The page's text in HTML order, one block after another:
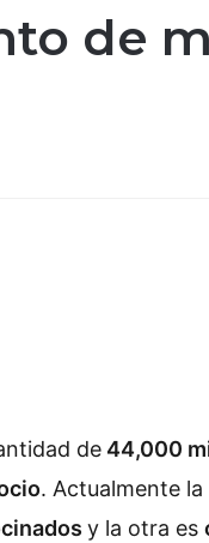
de
de 44,000
. Actualmente la
y la otra es